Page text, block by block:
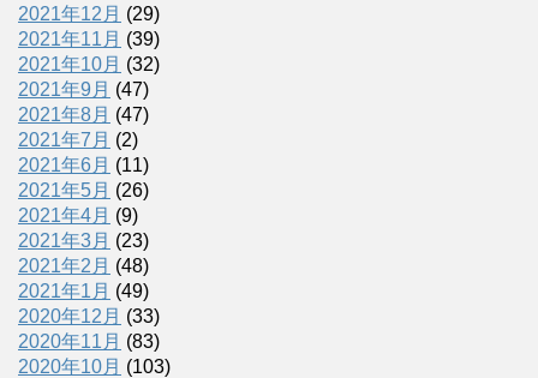
2021年12月 (29)
2021年11月 (39)
2021年10月 (32)
2021年9月 (47)
2021年8月 (47)
2021年7月 (2)
2021年6月 (11)
2021年5月 (26)
2021年4月 (9)
2021年3月 (23)
2021年2月 (48)
2021年1月 (49)
2020年12月 (33)
2020年11月 (83)
2020年10月 (103)